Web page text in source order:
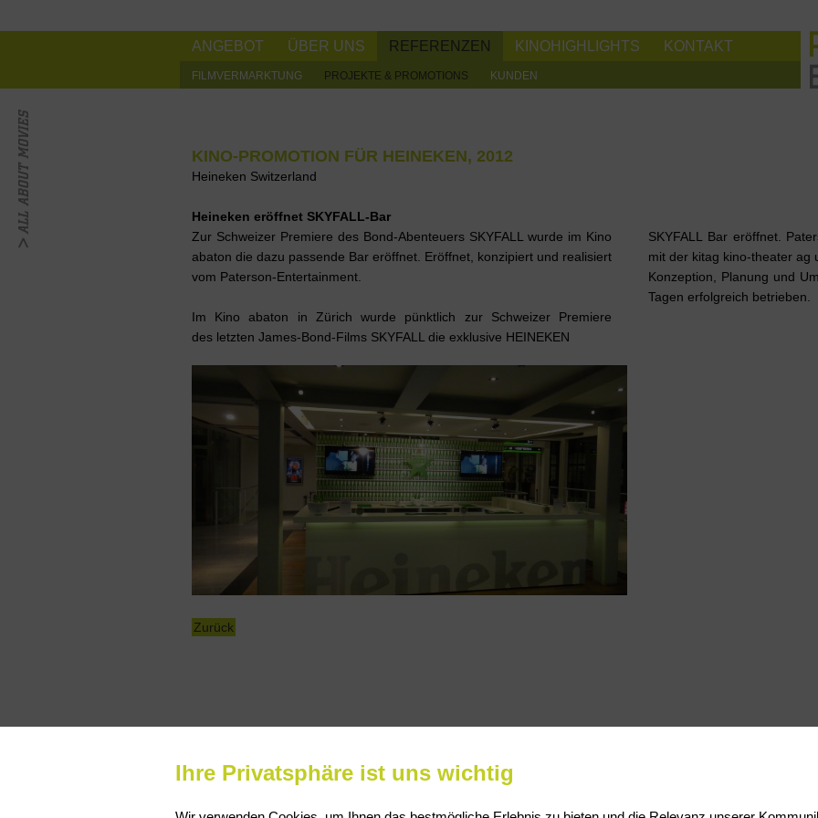
ANGEBOT ÜBER UNS REFERENZEN KINOHIGHLIGHTS KONTAKT
FILMVERMARKTUNG PROJEKTE & PROMOTIONS KUNDEN
KINO-PROMOTION FÜR HEINEKEN, 2012
Heineken Switzerland
Heineken eröffnet SKYFALL-Bar
Zur Schweizer Premiere des Bond-Abenteuers SKYFALL wurde im Kino
abaton die dazu passende Bar eröffnet. Eröffnet, konzipiert und realisiert
vom Paterson-Entertainment.
Im Kino abaton in Zürich wurde pünktlich zur Schweizer Premiere
des letzten James-Bond-Films SKYFALL die exklusive HEINEKEN
SKYFALL Bar eröffnet.
mit der kitag kino-theater ag
Konzeption, Planung und
Tagen erfolgreich betrieben.
Ihre Privatsphäre ist uns wichtig